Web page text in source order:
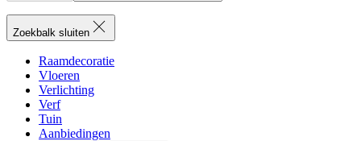
Zoekbalk sluiten
Raamdecoratie
Vloeren
Verlichting
Verf
Tuin
Aanbiedingen